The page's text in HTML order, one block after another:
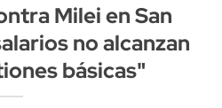
Milei en San
no alcanzan
básicas"